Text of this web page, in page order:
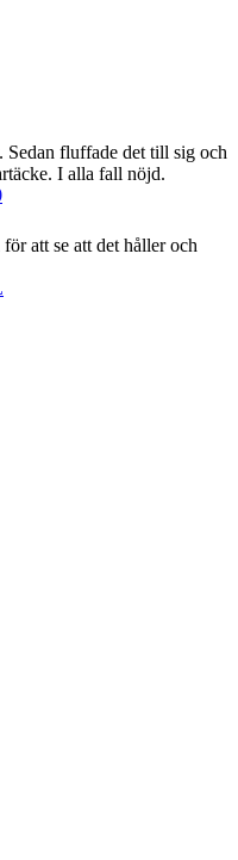
fluffade det till sig och
I alla fall nöjd.
att se att det håller och